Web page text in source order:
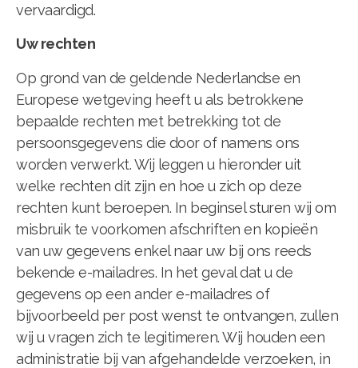
vervaardigd.
Uw rechten
Op grond van de geldende Nederlandse en
Europese wetgeving heeft u als betrokkene
bepaalde rechten met betrekking tot de
persoonsgegevens die door of namens ons
worden verwerkt. Wij leggen u hieronder uit
welke rechten dit zijn en hoe u zich op deze
rechten kunt beroepen. In beginsel sturen wij om
misbruik te voorkomen afschriften en kopieën
van uw gegevens enkel naar uw bij ons reeds
bekende e-mailadres. In het geval dat u de
gegevens op een ander e-mailadres of
bijvoorbeeld per post wenst te ontvangen, zullen
wij u vragen zich te legitimeren. Wij houden een
administratie bij van afgehandelde verzoeken, in